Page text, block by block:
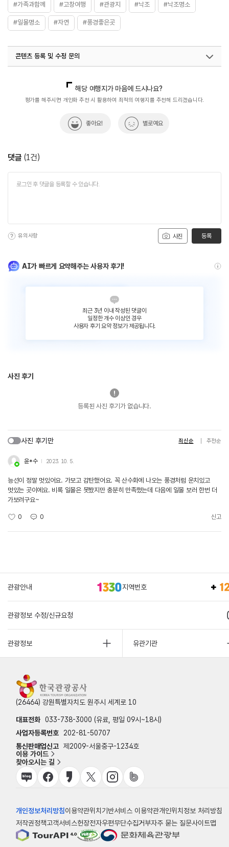
#가족과함께 #고창여행 #관광지 #낙조 #낙조명소
#일몰명소 #자연 #풍경좋은곳
콘텐츠 등록 및 수정 문의
해당 여행지가 마음에 드시나요?
평가를 해주시면 개인화 추천 시 활용하여 최적의 여행지를 추천해 드리겠습니다.
좋아요! 별로예요
댓글 (1건)
사진
유의사항 등록
AI가 빠르게 요약해주는 사용자 후기!
최근 3년 이내 작성된 댓글이
일정한 개수 이상인 경우
사용자 후기 요약 정보가 제공됩니다.
사진 후기
등록된 사진 후기가 없습니다.
사진 후기만 최신순 추천순
윤*수 2023. 10. 5.
능선이 정말 멋있어요. 가보고 감탄했어요. 꼭 산수화에 나오는 풍경처럼 운치있고
멋있는 곳이에요. 비록 일몰은 못봤지만 충분히 만족했는데 다음에 일몰 보러 한번 더
가보려구요~
0 0 신고
관광안내 지역번호
관광정보 수정/신규요청
관광정보 유관기관
(26464) 강원특별자치도 원주시 세계로 10
대표전화 033-738-3000 (유료, 평일 09시~18시)
사업자등록번호
202-81-50707
통신판매업신고 제2009-서울중구-1234호
이용 가이드
찾아오시는 길
개인정보처리방침이용약관위치기반서비스 이용약관개인위치정보 처리방침
저작권정책고객서비스헌장전자우편무단수집거부자주 묻는 질문사이트맵